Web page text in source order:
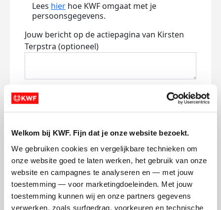
Welkom bij KWF. Fijn dat je onze website bezoekt.
We gebruiken cookies en vergelijkbare technieken om
onze website goed te laten werken, het gebruik van onze
website en campagnes te analyseren en — met jouw
toestemming — voor marketingdoeleinden. Met jouw
toestemming kunnen wij en onze partners gegevens
verwerken, zoals surfgedrag, voorkeuren en technische
Lees hier hoe KWF omgaat met je
persoonsgegevens.
Jouw bericht op de actiepagina van Kirsten
Terpstra (optioneel)
Naam die op de pagina verschijnt
Volgende